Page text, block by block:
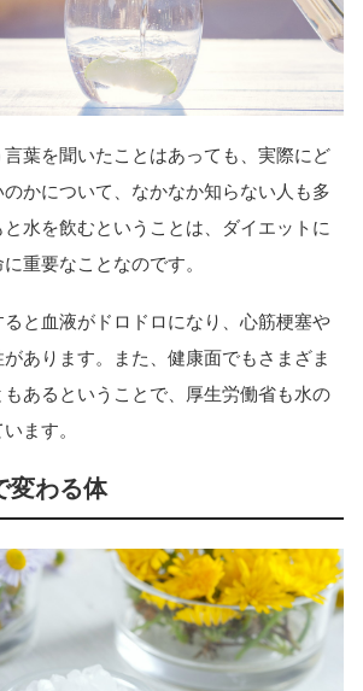
葉を聞いたことはあっても、実際にど
かについて、なかなか知らない人も多
水を飲むということは、ダイエットに
重要なことなのです。
と血液がドロドロになり、心筋梗塞や
あります。また、健康面でもさまざま
あるということで、厚生労働省も水の
ます。
変わる体